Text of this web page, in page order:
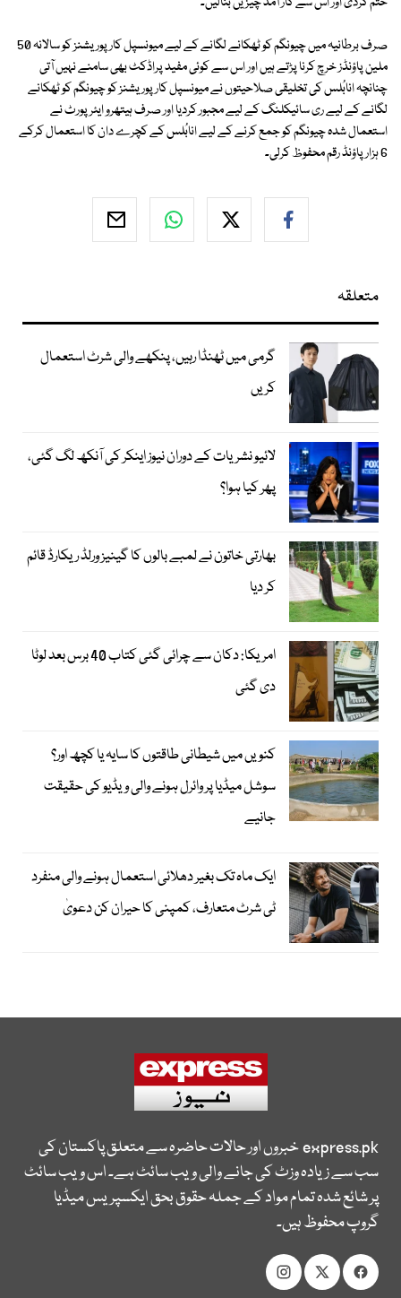
صرف برطانیہ میں چیونگم کو ٹھکانے لگانے کے لیے میونسپل کارپوریشنز کو سالانہ 50
ملین پاؤنڈز خرچ کرنا پڑتے ہیں اور اس سے کوئی مفید پراڈکٹ بھی سامنے نہیں آتی
چنانچہ انابُلس کی تخلیقی صلاحیتوں نے میونسپل کارپوریشنز کو چیونگم کو ٹھکانے
لگانے کے لیے ری سائیکلنگ کے لیے مجبور کردیا اور صرف ہیتھرو ایئرپورٹ نے
استعمال شدہ چیونگم کو جمع کرنے کے لیے انابُلس کے کچرے دان کا استعمال کرکے
6 ہزار پاؤنڈ رقم محفوظ کرلی۔
متعلقہ
گرمی میں ٹھنڈا رہیں، پنکھے والی شرٹ استعمال
کریں
لائیو نشریات کے دوران نیوز اینکر کی آنکھ لگ گئی،
پھر کیا ہوا؟
بھارتی خاتون نے لمبے بالوں کا گینیز ورلڈ ریکارڈ قائم
کر دیا
امریکا: دکان سے چرائی گئی کتاب 40 برس بعد لوٹا
دی گئی
کنویں میں شیطانی طاقتوں کا سایہ یا کچھ اور؟
سوشل میڈیا پر وائرل ہونے والی ویڈیو کی حقیقت
جانیے
ایک ماہ تک بغیر دھلائی استعمال ہونے والی منفرد
ٹی شرٹ متعارف، کمپنی کا حیران کن دعویٰ
express.pkخبروں اور حالات حاضرہ سے متعلق پاکستان کی
سب سے زیادہ وزٹ کی جانے والی ویب سائٹ ہے۔ اس ویب سائٹ
پر شائع شدہ تمام مواد کے جملہ حقوق بحق ایکسپریس میڈیا
گروپ محفوظ ہیں۔